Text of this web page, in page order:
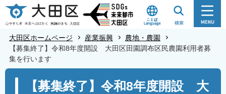
こ
の
の
大田区ホームページ 産業振興
農地・農園
【募集終了】令和8年度開設 大田区田園調布区民農園利用者募
集を行います
【募集終了】令和8年度開設 大